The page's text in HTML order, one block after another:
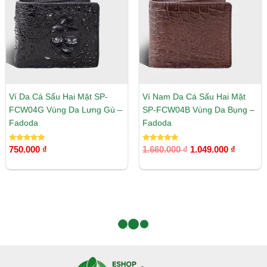
Ví Da Cá Sấu Hai Mặt SP-
FCW04G Vùng Da Lưng Gù –
Fadoda
Được xếp
hạng
750.000 ₫
Ví Nam Da Cá Sấu Hai Mặt
SP-FCW04B Vùng Da Bụng –
Fadoda
Được xếp
hạng
1.660.000₫ 1.049.000 ₫